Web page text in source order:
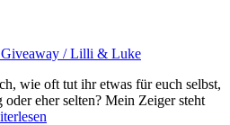
wie oft tut ihr etwas für euch selbst,
eher selten? Mein Zeiger steht